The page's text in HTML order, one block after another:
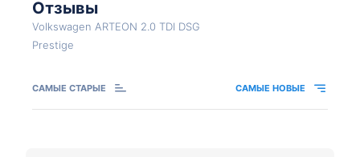
Отзывы
Volkswagen ARTEON 2.0 TDI DSG
Prestige
САМЫЕ СТАРЫЕ САМЫЕ НОВЫЕ